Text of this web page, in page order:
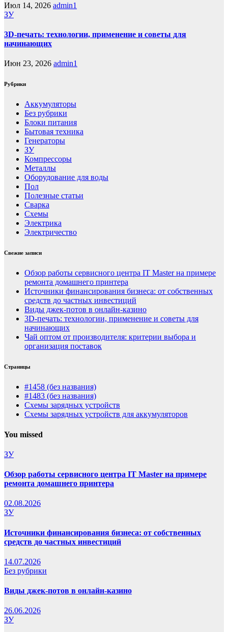
Июл 14, 2026 admin1
ЗУ
3D-печать: технологии, применение и советы для
начинающих
Июн 23, 2026 admin1
Рубрики
Аккумуляторы
Без рубрики
Блоки питания
Бытовая техника
Генераторы
ЗУ
Компрессоры
Металлы
Оборудование для воды
Пол
Полезные статьи
Сварка
Схемы
Электрика
Электричество
Свежие записи
Обзор работы сервисного центра IT Master на примере
ремонта домашнего принтера
Источники финансирования бизнеса: от собственных
средств до частных инвестиций
Виды джек-потов в онлайн-казино
3D-печать: технологии, применение и советы для
начинающих
Чай оптом от производителя: критерии выбора и
организация поставок
Страницы
#1458 (без названия)
#1483 (без названия)
Схемы зарядных устройств
Схемы зарядных устройств для аккумуляторов
You missed
ЗУ
Обзор работы сервисного центра IT Master на примере
ремонта домашнего принтера
02.08.2026
ЗУ
Источники финансирования бизнеса: от собственных
средств до частных инвестиций
14.07.2026
Без рубрики
Виды джек-потов в онлайн-казино
26.06.2026
ЗУ